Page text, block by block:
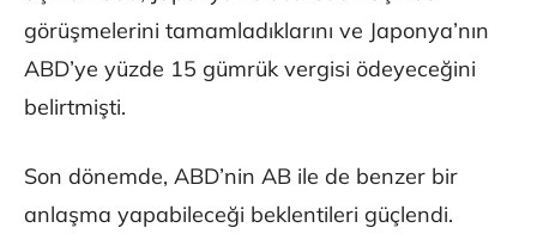
görüşmelerini tamamladıklarını ve Japonya’nın
ABD’ye yüzde 15 gümrük vergisi ödeyeceğini
belirtmişti.
Son dönemde, ABD’nin AB ile de benzer bir
anlaşma yapabileceği beklentileri güçlendi.